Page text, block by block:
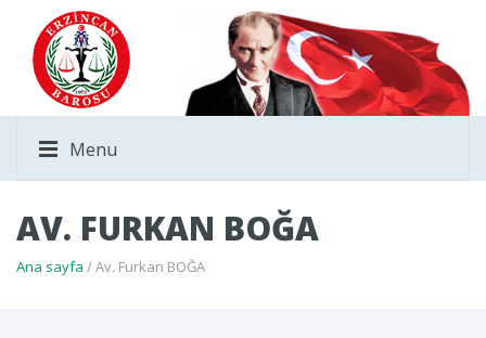
Menu
AV. FURKAN BOĞA
Ana sayfa / Av. Furkan BOĞA